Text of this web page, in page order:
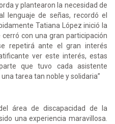
y plantearon la necesidad de
lenguaje de señas, recordó el
Tatiana López inició la
con una gran participación
repetirá ante el gran interés
ver este interés, estas
que tuvo cada asistente
tarea tan noble y solidaria”
área de discapacidad de la
una experiencia maravillosa.